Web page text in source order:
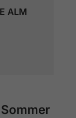
ALM